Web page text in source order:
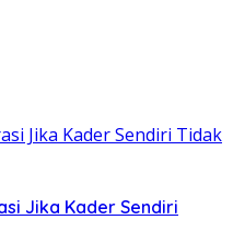
Jika Kader Sendiri